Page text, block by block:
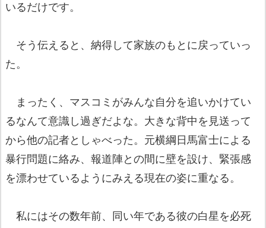
いるだけです。
そう伝えると、納得して家族のもとに戻っていっ
た。
まったく、マスコミがみんな自分を追いかけてい
るなんて意識し過ぎだよな。大きな背中を見送って
から他の記者としゃべった。元横綱日馬富士による
暴行問題に絡み、報道陣との間に壁を設け、緊張感
を漂わせているようにみえる現在の姿に重なる。
私にはその数年前、同い年である彼の白星を必死